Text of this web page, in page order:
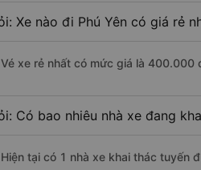
Xe nào đi Phú Yên có giá rẻ
xe rẻ nhất có mức giá là 400.000
Có bao nhiêu nhà xe đang
tại có 1 nhà xe khai thác tuyến